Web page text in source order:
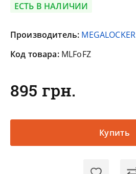
ЕСТЬ В НАЛИЧИИ
Производитель: MEGALOCKER
Код товара: MLFoFZ
895 грн.
Купить